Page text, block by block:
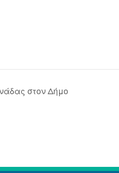
στον Δήμο